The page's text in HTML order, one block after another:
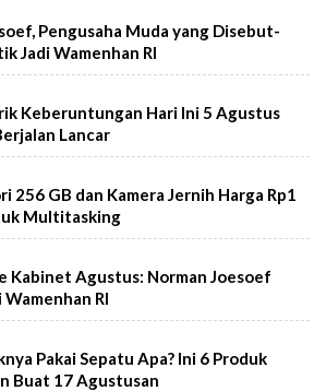
Pengusaha Muda yang Disebut-
Jadi Wamenhan RI
Keberuntungan Hari Ini 5 Agustus
Lancar
256 GB dan Kamera Jernih Harga Rp1
Multitasking
Kabinet Agustus: Norman Joesoef
RI
Pakai Sepatu Apa? Ini 6 Produk
Buat 17 Agustusan